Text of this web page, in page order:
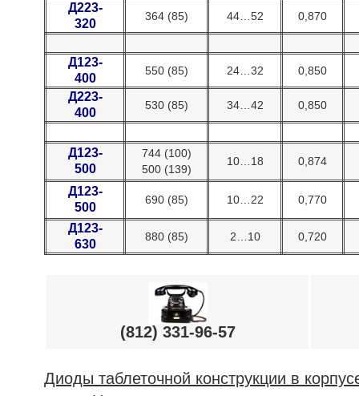
Д223-
320
364 (85) 44…52 0,870
Д123-
400
550 (85) 24…32 0,850
Д223-
400
530 (85) 34…42 0,850
Д123-
500
744 (100)
500 (139)
10…18 0,874
Д123-
500
690 (85) 10…22 0,770
Д123-
630
880 (85) 2…10 0,720
(812) 331-96-57
Диоды таблеточной конструкции в